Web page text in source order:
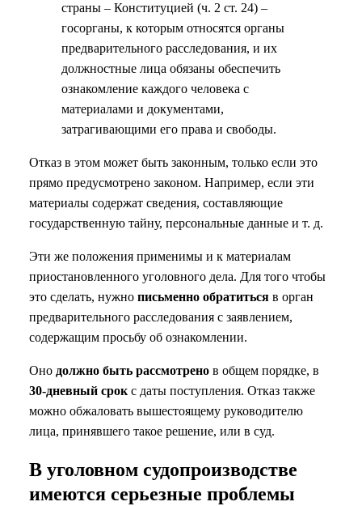
страны – Конституцией (ч. 2 ст. 24) –
госорганы, к которым относятся органы
предварительного расследования, и их
должностные лица обязаны обеспечить
ознакомление каждого человека с
материалами и документами,
затрагивающими его права и свободы.
Отказ в этом может быть законным, только если это
прямо предусмотрено законом. Например, если эти
материалы содержат сведения, составляющие
государственную тайну, персональные данные и т. д.
Эти же положения применимы и к материалам
приостановленного уголовного дела. Для того чтобы
это сделать, нужно письменно обратиться в орган
предварительного расследования с заявлением,
содержащим просьбу об ознакомлении.
Оно должно быть рассмотрено в общем порядке, в
30-дневный срок с даты поступления. Отказ также
можно обжаловать вышестоящему руководителю
лица, принявшего такое решение, или в суд.
В уголовном судопроизводстве
имеются серьезные проблемы